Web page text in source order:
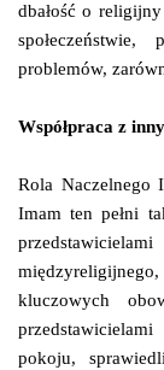
dbałość o
problemów,
Współpraca z
Rola Naczelnego
Imam ten pełni
kluczowych
pokoju,